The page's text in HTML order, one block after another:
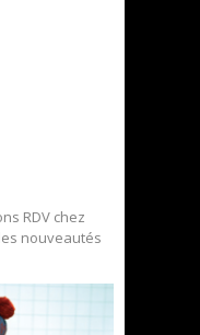
RDV chez
nouveautés